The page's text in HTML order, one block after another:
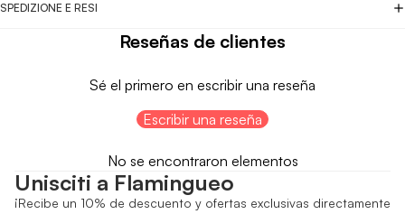
SPEDIZIONE E RESI
Reseñas de clientes
Sé el primero en escribir una reseña
Escribir una reseña
No se encontraron elementos
Unisciti a Flamingueo
¡Recibe un 10% de descuento y ofertas exclusivas directamente